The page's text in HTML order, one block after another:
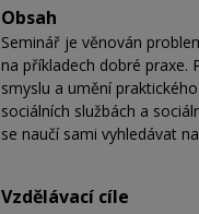
Obsah
Seminář je věnován
na příkladech dobré
smyslu a umění
sociálních službách a
se naučí sami vyhledávat
Vzdělávací cíle